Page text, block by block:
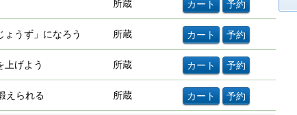
所蔵
うず」になろう 所蔵
げよう 所蔵
えられる 所蔵